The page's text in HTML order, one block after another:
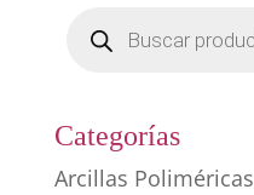
productos
Categorías
Arcillas Poliméricas